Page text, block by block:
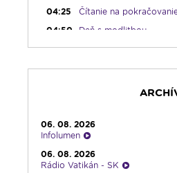
04:25
Čítanie na
04:50
Deň s modlitbou
05:15
Rádio Vatikán - SK
05:30
Choďte a hlásajte
08:30
Emauzy - sv. omša
Lumenáda
11:00
Rozhovor týždňa -
06. 08. 2026
Infolumen
06. 08. 2026
Rádio Vatikán - SK